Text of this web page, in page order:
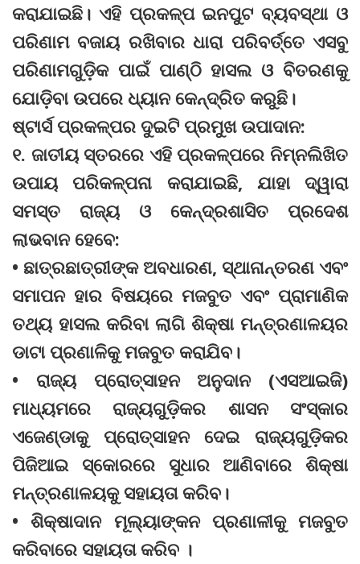
କରାଯାଇଛି। ଏହି ପ୍ରକଳ୍ପ ଇନପୁଟ ବ୍ୟବସ୍ଥା ଓ
ପରିଣାମ ବଜାୟ ରଖିବାର ଧାରା ପରିବର୍ତ୍ତେ ଏସବୁ
ପରିଣାମଗୁଡ଼ିକ ପାଇଁ ପାଣ୍ଠି ହାସଲ ଓ ବିତରଣକୁ
ଯୋଡ଼ିବା ଉପରେ ଧ୍ୟାନ କେନ୍ଦ୍ରିତ କରୁଛି।
ଷ୍ଟାର୍ସ ପ୍ରକଳ୍ପର ଦୁଇଟି ପ୍ରମୁଖ ଉପାଦାନ:
୧. ଜାତୀୟ ସ୍ତରରେ ଏହି ପ୍ରକଳ୍ପରେ ନିମ୍ନଲିଖିତ
ଉପାୟ ପରିକଳ୍ପନା କରାଯାଇଛି, ଯାହା ଦ୍ୱାରା
ସମସ୍ତ ରାଜ୍ୟ ଓ କେନ୍ଦ୍ରଶାସିତ ପ୍ରଦେଶ
ଲାଭବାନ ହେବେ:
• ଛାତ୍ରଛାତ୍ରୀଙ୍କ ଅବଧାରଣ, ସ୍ଥାନାନ୍ତରଣ ଏବଂ
ସମାପନ ହାର ବିଷୟରେ ମଜବୁତ ଏବଂ ପ୍ରାମାଣିକ
ତଥ୍ୟ ହାସଲ କରିବା ଲାଗି ଶିକ୍ଷା ମନ୍ତ୍ରଣାଳୟର
ଡାଟା ପ୍ରଣାଳିକୁ ମଜବୁତ କରାଯିବ।
• ରାଜ୍ୟ ପ୍ରୋତ୍ସାହନ ଅନୁଦାନ (ଏସଆଇଜି)
ମାଧ୍ୟମରେ ରାଜ୍ୟଗୁଡ଼ିକର ଶାସନ ସଂସ୍କାର
ଏଜେଣ୍ଡାକୁ ପ୍ରୋତ୍ସାହନ ଦେଇ ରାଜ୍ୟଗୁଡ଼ିକର
ପିଜିଆଇ ସ୍କୋରରେ ସୁଧାର ଆଣିବାରେ ଶିକ୍ଷା
ମନ୍ତ୍ରଣାଳୟକୁ ସହାୟତା କରିବ।
• ଶିକ୍ଷାଦାନ ମୂଲ୍ୟାଙ୍କନ ପ୍ରଣାଳୀକୁ ମଜବୁତ
କରିବାରେ ସହାୟତା କରିବ ।